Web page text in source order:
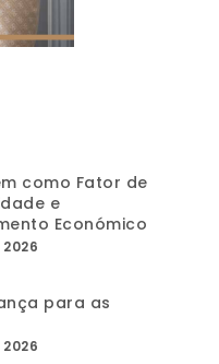
como Fator de
e
Económico
para as